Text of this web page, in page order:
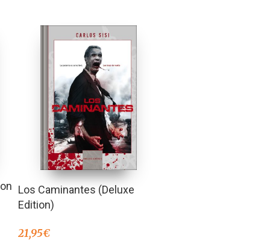
Los Caminantes (Deluxe
Edition)
21,95€